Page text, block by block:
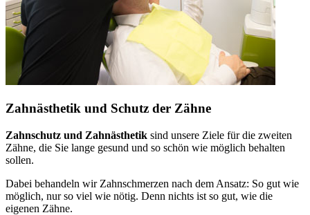
Zahnästhetik und Schutz der Zähne
Zahnschutz und Zahnästhetik sind unsere Ziele für die zweiten
Zähne, die Sie lange gesund und so schön wie möglich behalten
sollen.
Dabei behandeln wir Zahnschmerzen nach dem Ansatz: So gut wie
möglich, nur so viel wie nötig. Denn nichts ist so gut, wie die
eigenen Zähne.